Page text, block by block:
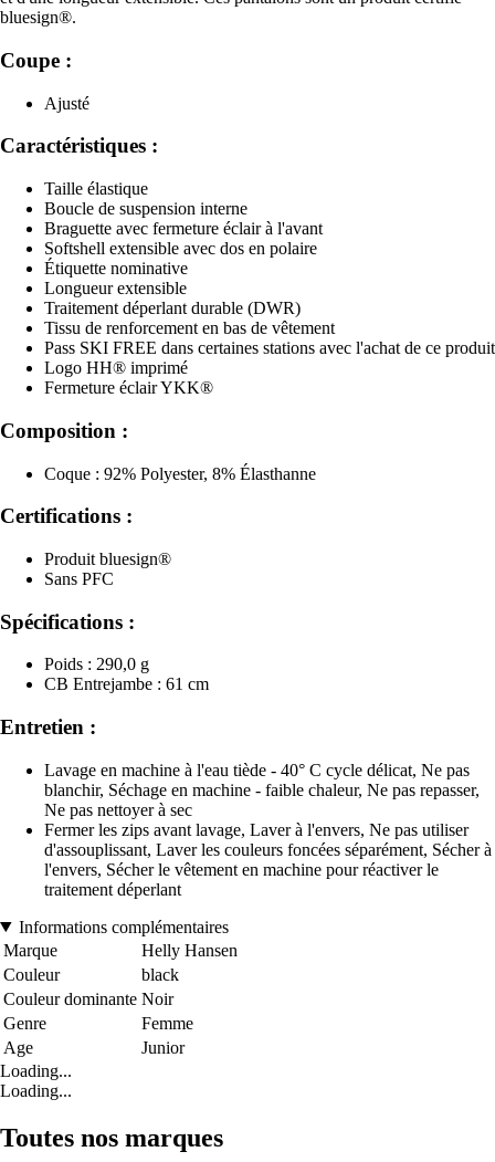
bluesign®.
Coupe :
Ajusté
Caractéristiques :
Taille élastique
Boucle de suspension interne
Braguette avec fermeture éclair à l'avant
Softshell extensible avec dos en polaire
Étiquette nominative
Longueur extensible
Traitement déperlant durable (DWR)
Tissu de renforcement en bas de vêtement
Pass SKI FREE dans certaines stations avec l'achat de ce produit
Logo HH® imprimé
Fermeture éclair YKK®
Composition :
Coque : 92% Polyester, 8% Élasthanne
Certifications :
Produit bluesign®
Sans PFC
Spécifications :
Poids : 290,0 g
CB Entrejambe : 61 cm
Entretien :
Lavage en machine à l'eau tiède - 40° C cycle délicat, Ne pas
blanchir, Séchage en machine - faible chaleur, Ne pas repasser,
Ne pas nettoyer à sec
Fermer les zips avant lavage, Laver à l'envers, Ne pas utiliser
d'assouplissant, Laver les couleurs foncées séparément, Sécher à
l'envers, Sécher le vêtement en machine pour réactiver le
traitement déperlant
Informations complémentaires
Marque
Helly Hansen
Couleur
black
Couleur dominante Noir
Genre
Femme
Age
Junior
Loading...
Loading...
Toutes nos marques